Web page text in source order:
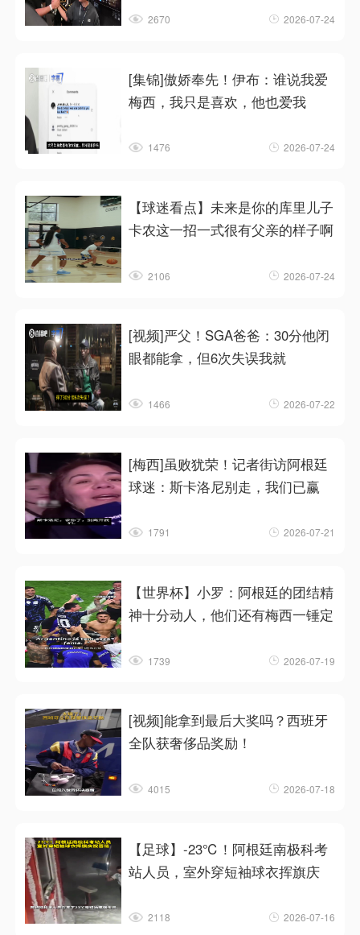
2670 2026-07-24
[集锦]傲娇奉先！伊布：谁说我爱
梅西，我只是喜欢，他也爱我
1476 2026-07-24
【球迷看点】未来是你的库里儿子
卡农这一招一式很有父亲的样子啊
2106 2026-07-24
[视频]严父！SGA爸爸：30分他闭
眼都能拿，但6次失误我就
1466 2026-07-22
[梅西]虽败犹荣！记者街访阿根廷
球迷：斯卡洛尼别走，我们已赢
1791 2026-07-21
【世界杯】小罗：阿根廷的团结精
神十分动人，他们还有梅西一锤定
1739 2026-07-19
[视频]能拿到最后大奖吗？西班牙
全队获奢侈品奖励！
4015 2026-07-18
【足球】-23℃！阿根廷南极科考
站人员，室外穿短袖球衣挥旗庆
2118 2026-07-16